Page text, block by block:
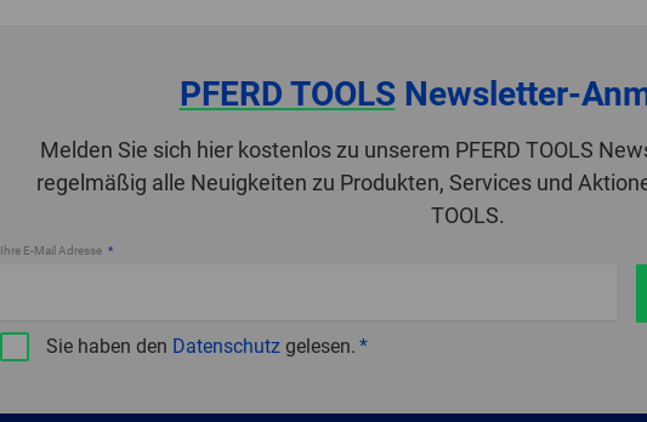
PFERD TOOLSNewsletter-
Melden Sie sich hier kostenlos zu unserem PFERD TOOLS
regelmäßig alle Neuigkeiten zu Produkten, Services und
TOOLS.
Ihre E-Mail Adresse
Sie haben den Datenschutz gelesen.